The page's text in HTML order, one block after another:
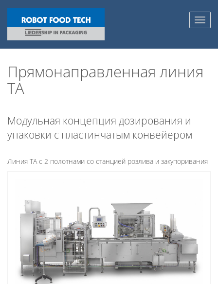
Прямонаправленная линия
TA
Модульная концепция дозирования и
упаковки с пластинчатым конвейером
Линия TA с 2 полотнами со станцией розлива и закупоривания